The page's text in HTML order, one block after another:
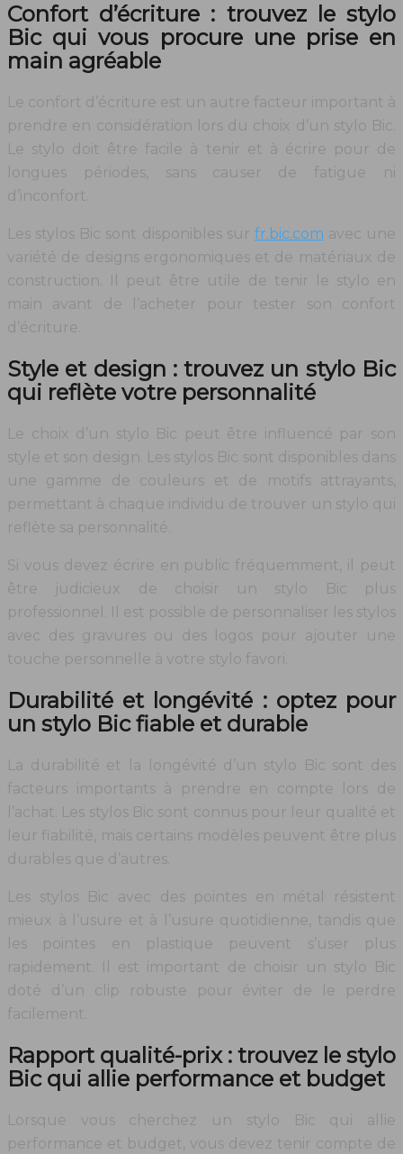
Confort d’écriture : trouvez le stylo
Bic qui vous procure une prise en
main agréable
Le confort d’écriture est un autre facteur important à
prendre en considération lors du choix d’un stylo Bic.
Le stylo doit être facile à tenir et à écrire pour de
longues périodes, sans causer de fatigue ni
d’inconfort.
Les stylos Bic sont disponibles sur fr.bic.com avec une
variété de designs ergonomiques et de matériaux de
construction. Il peut être utile de tenir le stylo en
main avant de l’acheter pour tester son confort
d’écriture.
Style et design : trouvez un stylo Bic
qui reflète votre personnalité
Le choix d’un stylo Bic peut être influencé par son
style et son design. Les stylos Bic sont disponibles dans
une gamme de couleurs et de motifs attrayants,
permettant à chaque individu de trouver un stylo qui
reflète sa personnalité.
Si vous devez écrire en public fréquemment, il peut
être judicieux de choisir un stylo Bic plus
professionnel. Il est possible de personnaliser les stylos
avec des gravures ou des logos pour ajouter une
touche personnelle à votre stylo favori.
Durabilité et longévité : optez pour
un stylo Bic fiable et durable
La durabilité et la longévité d’un stylo Bic sont des
facteurs importants à prendre en compte lors de
l’achat. Les stylos Bic sont connus pour leur qualité et
leur fiabilité, mais certains modèles peuvent être plus
durables que d’autres.
Les stylos Bic avec des pointes en métal résistent
mieux à l’usure et à l’usure quotidienne, tandis que
les pointes en plastique peuvent s’user plus
rapidement. Il est important de choisir un stylo Bic
doté d’un clip robuste pour éviter de le perdre
facilement.
Rapport qualité-prix : trouvez le stylo
Bic qui allie performance et budget
Lorsque vous cherchez un stylo Bic qui allie
performance et budget, vous devez tenir compte de